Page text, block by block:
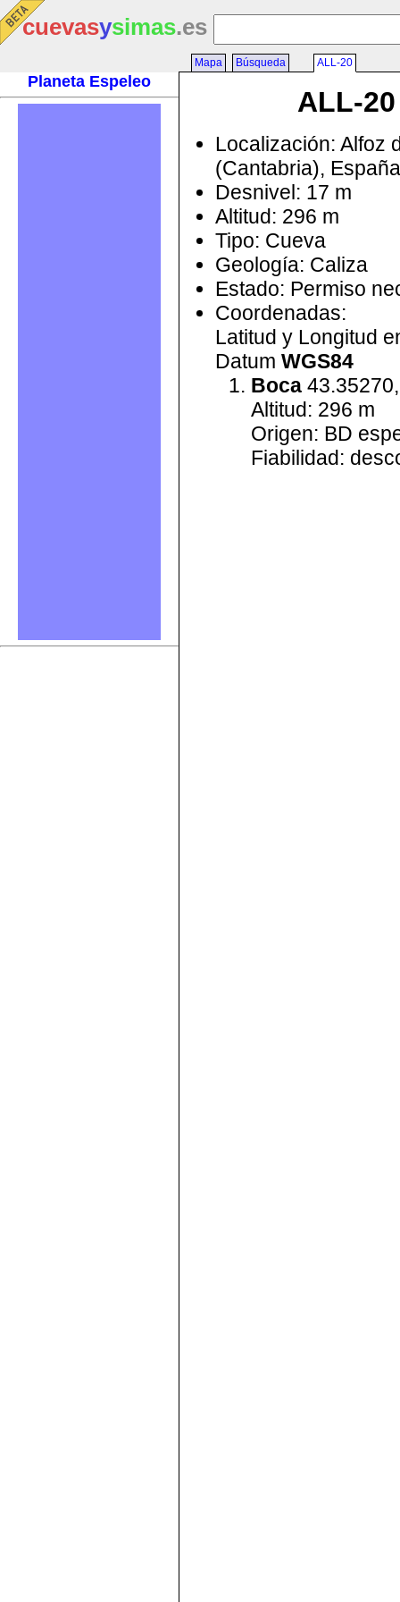
cuevasysimas.es
Planeta Espeleo
Mapa Búsqueda ALL-20
ALL-20
Localización: Alfoz
(Cantabria), España
Desnivel: 17 m
Altitud: 296 m
Tipo: Cueva
Geología: Caliza
Estado: Permiso
Coordenadas:
Latitud y Longitud
Datum WGS84
Boca
Altitud: 296 m
Origen: BD
Fiabilidad: